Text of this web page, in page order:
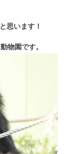
思います！
物園です。